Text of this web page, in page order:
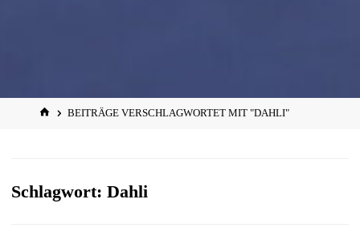
START
BEITRÄGE VERSCHLAGWORTET MIT "DAHLI"
Schlagwort:Dahli